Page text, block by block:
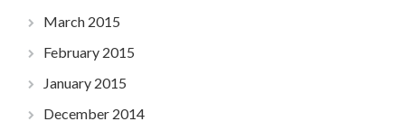
March 2015
February 2015
January 2015
December 2014